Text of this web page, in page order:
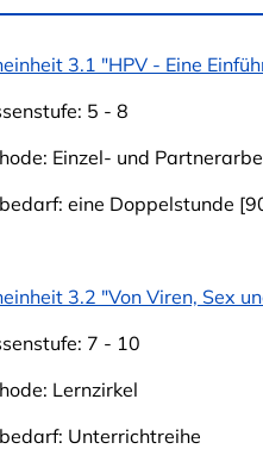
3.1 "HPV - Eine
5 - 8
Einzel- und
eine Doppelstunde
3.2 "Von Viren, Sex
7 - 10
Lernzirkel
Unterrichtreihe